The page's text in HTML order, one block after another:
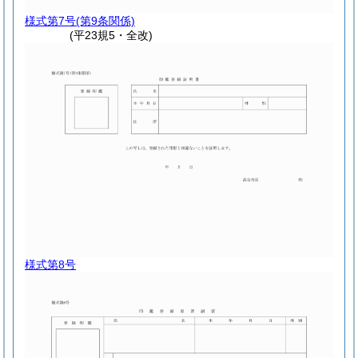
様式第7号(第9条関係)
(平23規5・全改)
様式第8号